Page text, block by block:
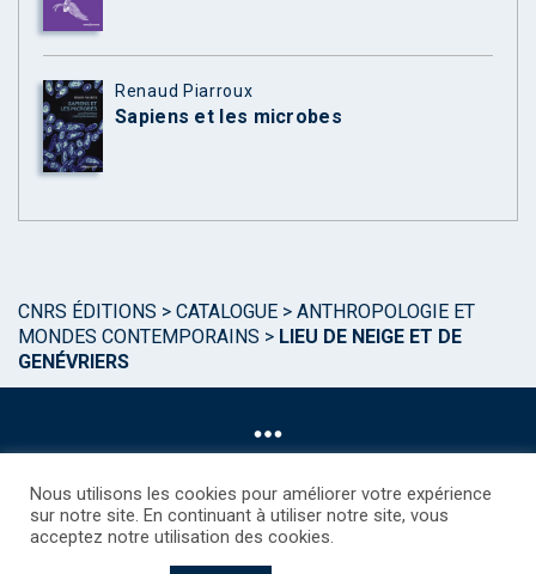
Renaud Piarroux
Sapiens et les microbes
CNRS ÉDITIONS > CATALOGUE > ANTHROPOLOGIE ET
MONDES CONTEMPORAINS > LIEU DE NEIGE ET DE
GENÉVRIERS
©CNRS EDITIONS 2025
Nous utilisons les cookies pour améliorer votre expérience
sur notre site. En continuant à utiliser notre site, vous
acceptez notre utilisation des cookies.